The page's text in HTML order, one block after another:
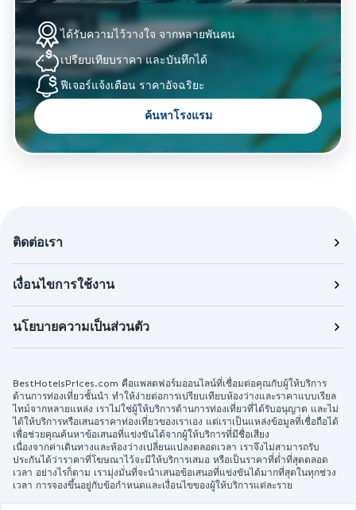
ได้รับความไว้วางใจ จากหลายพันคน
เปรียบเทียบราคาและบันทึกได้
ฟีเจอร์แจ้งเตือน ราคาอัจฉริยะ
ค้นหาโรงแรม
ติดต่อเรา
เงื่อนไขการใช้งาน
นโยบายความเป็นส่วนตัว
BestHotelsPrices.com คือแพลตฟอร์มออนไลน์ที่เชื่อมต่อคุณกับผู้ให้บริการ
ด้านการท่องเที่ยวชั้นนำ ทำให้ง่ายต่อการเปรียบเทียบห้องว่างและราคาแบบเรียล
ไทม์จากหลายแหล่ง เราไม่ใช่ผู้ให้บริการด้านการท่องเที่ยวที่ได้รับอนุญาต และไม่
ได้ให้บริการหรือเสนอราคาท่องเที่ยวของเราเอง แต่เราเป็นแหล่งข้อมูลที่เชื่อถือได้
เพื่อช่วยคุณค้นหาข้อเสนอที่แข่งขันได้จากผู้ให้บริการที่มีชื่อเสียง
เนื่องจากค่าเดินทางและห้องว่างเปลี่ยนแปลงตลอดเวลา เราจึงไม่สามารถรับ
ประกันได้ว่าราคาที่โฆษณาไว้จะมีให้บริการเสมอ หรือเป็นราคาที่ต่ำที่สุดตลอด
เวลา อย่างไรก็ตาม เรามุ่งมั่นที่จะนำเสนอข้อเสนอที่แข่งขันได้มากที่สุดในทุกช่วง
เวลา การจองขึ้นอยู่กับข้อกำหนดและเงื่อนไขของผู้ให้บริการแต่ละราย